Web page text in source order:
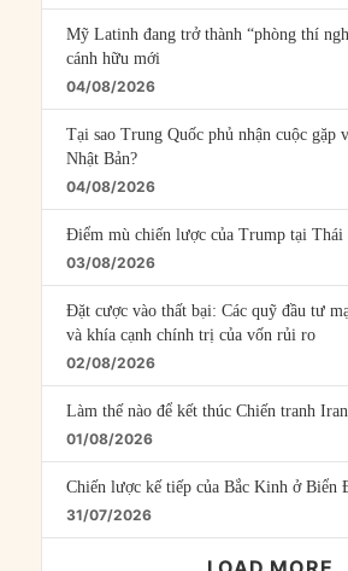
Mỹ Latinh đang trở thành “phòng thí
cánh hữu mới
04/08/2026
Tại sao Trung Quốc phủ nhận cuộc gặp
Nhật Bản?
04/08/2026
Điểm mù chiến lược của Trump tại
03/08/2026
Đặt cược vào thất bại: Các quỹ đầu tư
và khía cạnh chính trị của vốn rủi ro
02/08/2026
Làm thế nào để kết thúc Chiến tranh
01/08/2026
Chiến lược kế tiếp của Bắc Kinh ở Biển
31/07/2026